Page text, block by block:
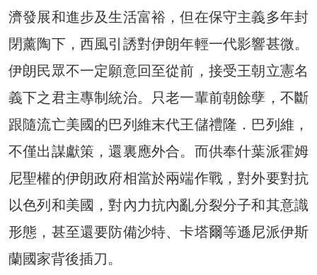
濟發展和進步及生活富裕，但在保守主義多年封
閉薰陶下，西風引誘對伊朗年輕一代影響甚微。
伊朗民眾不一定願意回至從前，接受王朝立憲名
義下之君主專制統治。只老一輩前朝餘孽，不斷
跟隨流亡美國的巴列維末代王儲禮隆．巴列維，
不僅出謀獻策，還裏應外合。而供奉什葉派霍姆
尼聖權的伊朗政府相當於兩端作戰，對外要對抗
以色列和美國，對內力抗內亂分裂分子和其意識
形態，甚至還要防備沙特、卡塔爾等遜尼派伊斯
蘭國家背後插刀。